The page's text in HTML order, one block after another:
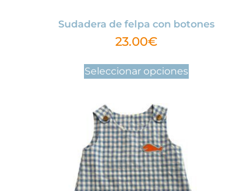
Sudadera de felpa con botones
23.00€
Seleccionar opciones